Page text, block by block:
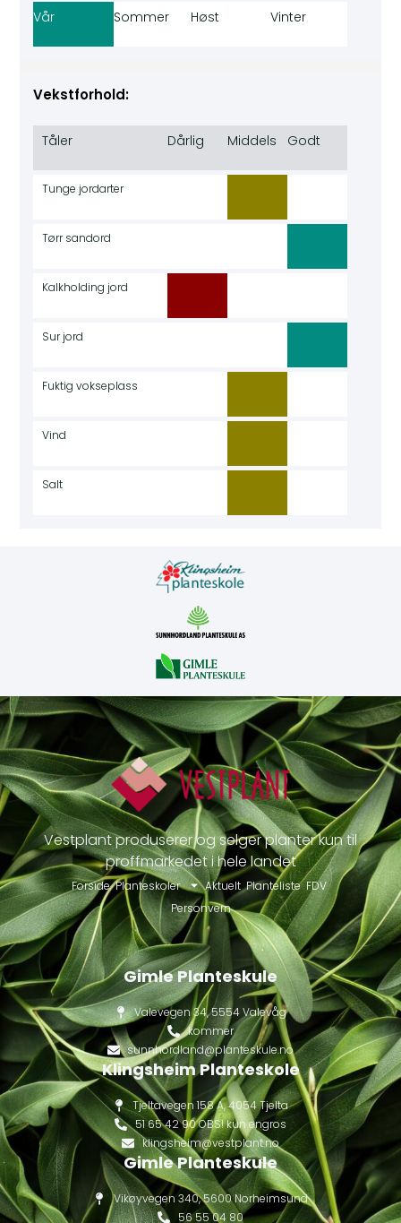
Vår Sommer Høst Vinter
Vekstforhold:
Tåler Dårlig Middels Godt
Tunge jordarter
Tørr sandord
Kalkholding jord
Sur jord
Fuktig vokseplass
Vind
Salt
Vestplant produserer og selger planter kun til
proffmarkedet i hele landet
Forside Planteskoler Aktuelt Planteliste FDV
Personvern
Gimle Planteskule
Valevegen 34, 5554 Valevåg
kommer
sunnhordland@planteskule.no
Klingsheim Planteskole
Tjeltavegen 158 A, 4054 Tjelta
51 65 42 90 OBS! kun engros
klingsheim@vestplant.no
Gimle Planteskule
Vikøyvegen 340, 5600 Norheimsund
56 55 04 80